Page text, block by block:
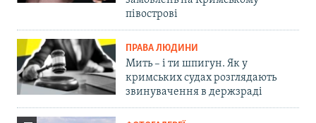
півострові
ПРАВА ЛЮДИНИ
Мить – і ти шпигун. Як у
кримських судах розглядають
звинувачення в держзраді